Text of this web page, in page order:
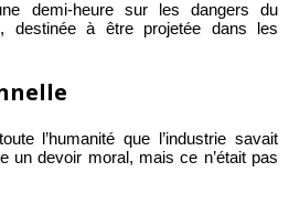
demi-heure sur les dangers du
destinée à être projetée dans les
l’humanité que l’industrie savait
un devoir moral, mais ce n’était pas